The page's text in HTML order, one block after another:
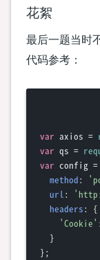
花絮
最后一题当时
代码参考：
var axios =
var qs =
var config
method:
url:
headers: {
'Cookie'
  }
};